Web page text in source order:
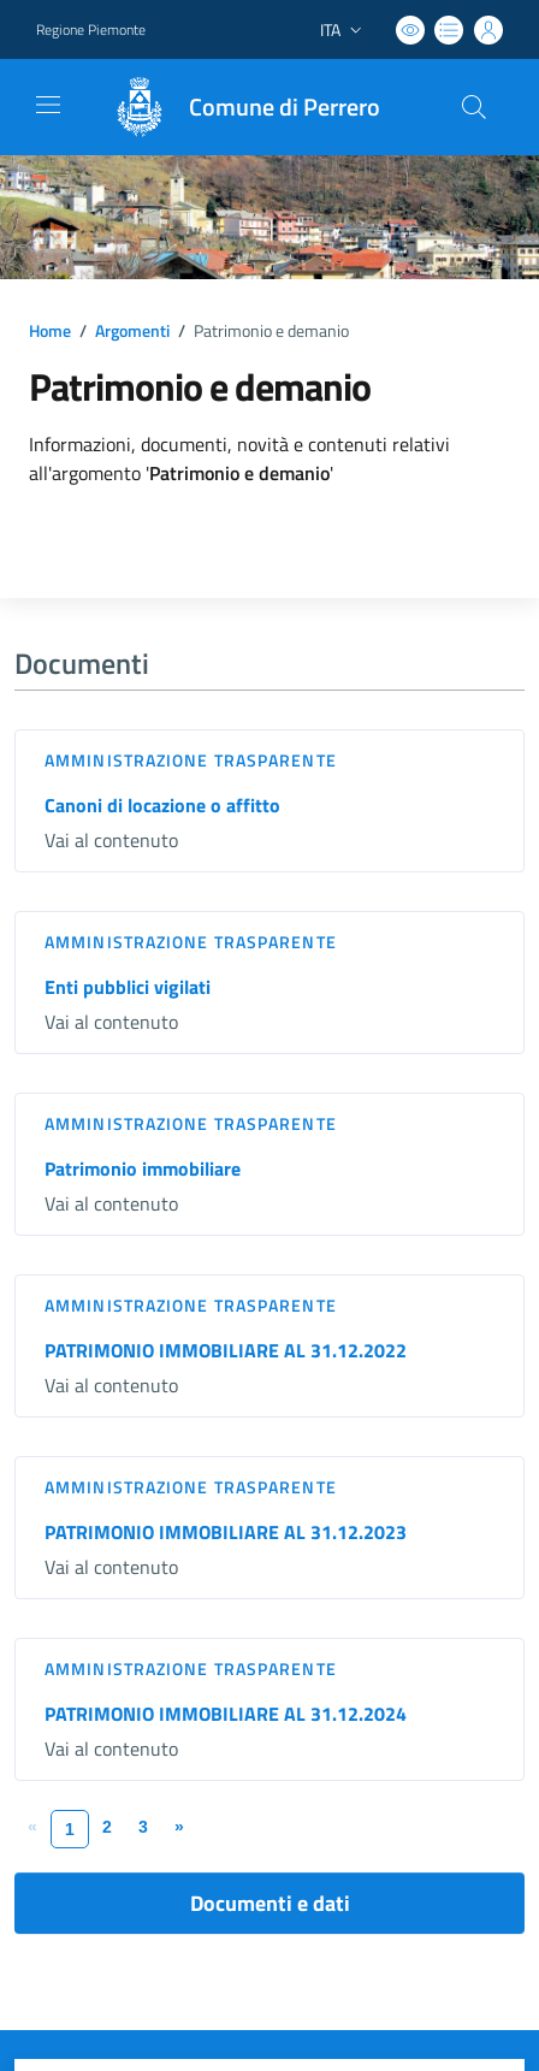
Regione Piemonte Lingua attiva:
ITA
Comune di Perrero
Home / Argomenti / Patrimonio e demanio
Patrimonio e demanio
Dettagli argomento
Informazioni, documenti, novità e contenuti relativi
all'argomento 'Patrimonio e demanio'
Documenti
AMMINISTRAZIONE TRASPARENTE
Canoni di locazione o affitto
Vai al contenuto
AMMINISTRAZIONE TRASPARENTE
Enti pubblici vigilati
Vai al contenuto
AMMINISTRAZIONE TRASPARENTE
Patrimonio immobiliare
Vai al contenuto
AMMINISTRAZIONE TRASPARENTE
PATRIMONIO IMMOBILIARE AL 31.12.2022
Vai al contenuto
AMMINISTRAZIONE TRASPARENTE
PATRIMONIO IMMOBILIARE AL 31.12.2023
Vai al contenuto
AMMINISTRAZIONE TRASPARENTE
PATRIMONIO IMMOBILIARE AL 31.12.2024
Vai al contenuto
« 1 2 3 »
Documenti e dati